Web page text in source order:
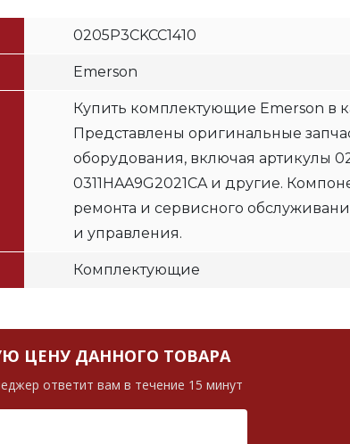
0205P3CKCC1410
Emerson
Купить комплектующие Emerson в
Представлены оригинальные
оборудования, включая артикулы
0311HAA9G2021CA и другие.
ремонта и сервисного
и управления.
Комплектующие
ЦЕНУ ДАННОГО ТОВАРА
ответит вам в течение 15 минут